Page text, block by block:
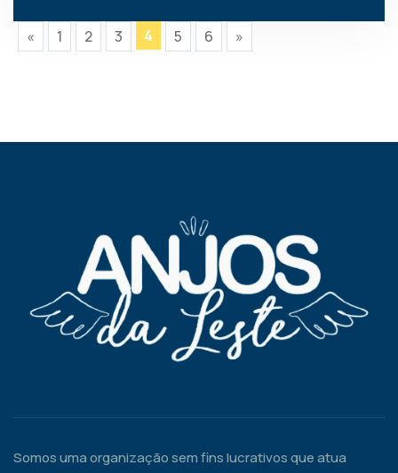
« 1 2 3 4 5 6 »
Somos uma organização sem fins lucrativos que atua